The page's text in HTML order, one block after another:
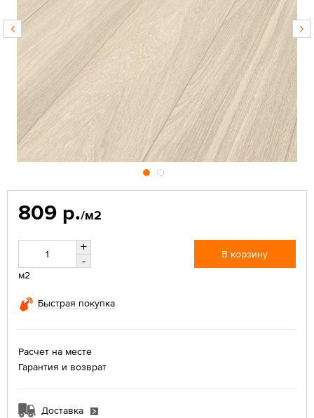
809 р./м2
+
-
м2
В корзину
Быстрая покупка
Расчет на месте
Гарантия и возврат
Доставка